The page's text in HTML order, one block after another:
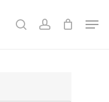
searchaccount